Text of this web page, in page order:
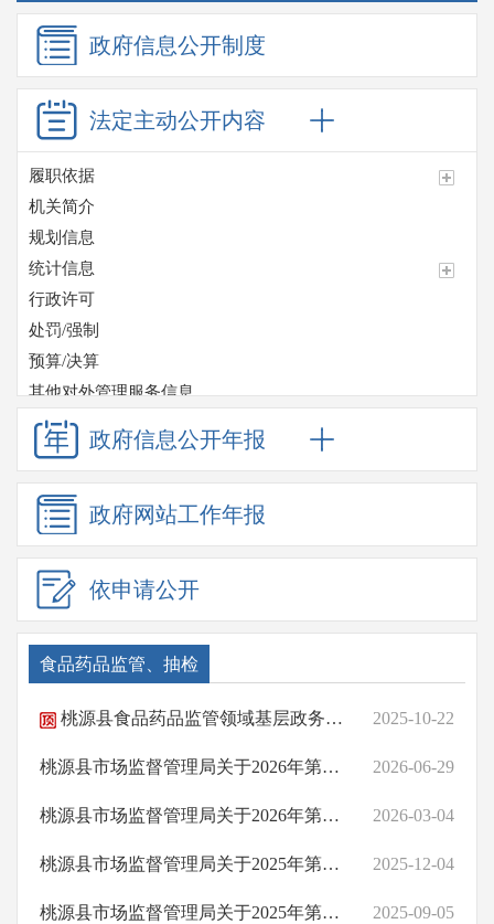
政府信息公开制度
法定主动公开内容
履职依据
机关简介
规划信息
统计信息
行政许可
处罚/强制
预算/决算
其他对外管理服务信息
收费项目
政府采购
重大项目
重点领域信息公开
应急管理
监督检查情况
安全生产
市场监督
监管执法
消费警示
招考信息
桃源县基层政务公开
政府信息公开年报
政府网站工作年报
依申请公开
食品药品监管、抽检
桃源县食品药品监管领域基层政务公开标准目录（2025年版） 2025-10-22
桃源县市场监督管理局关于2026年第二季度食品安全监督抽检的情况公示（286批次） 2026-06-29
桃源县市场监督管理局关于2026年第一季度食品安全监督抽检的情况公示（112批次） 2026-03-04
桃源县市场监督管理局关于2025年第四季度食品安全监督抽检的情况公示（382批次） 2025-12-04
桃源县市场监督管理局关于2025年第三季度食品安全监督抽检的情况公示（479批次） 2025-09-05